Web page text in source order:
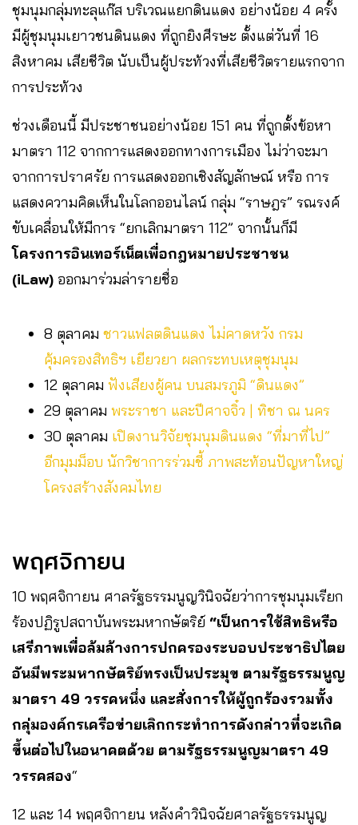
ชุมนุมกลุ่มทะลุแก๊ส บริเวณแยกดินแดง อย่างน้อย 4 ครั้ง
มีผู้ชุมนุมเยาวชนดินแดง ที่ถูกยิงศีรษะ ตั้งแต่วันที่ 16
สิงหาคม เสียชีวิต นับเป็นผู้ประท้วงที่เสียชีวิตรายแรกจาก
การประท้วง
ช่วงเดือนนี้ มีประชาชนอย่างน้อย 151 คน ที่ถูกตั้งข้อหา
มาตรา 112 จากการแสดงออกทางการเมือง ไม่ว่าจะมา
จากการปราศรัย การแสดงออกเชิงสัญลักษณ์ หรือ การ
แสดงความคิดเห็นในโลกออนไลน์ กลุ่ม “ราษฎร” รณรงค์
ขับเคลื่อนให้มีการ “ยกเลิกมาตรา 112” จากนั้นก็มี
โครงการอินเทอร์เน็ตเพื่อกฎหมายประชาชน
(iLaw) ออกมาร่วมล่ารายชื่อ
8 ตุลาคม ชาวแฟลตดินแดง ไม่คาดหวัง กรม
คุ้มครองสิทธิฯ เยียวยา ผลกระทบเหตุชุมนุม
12 ตุลาคม ฟังเสียงผู้คน บนสมรภูมิ “ดินแดง”
29 ตุลาคม พระราชา และปีศาจจิ๋ว | ทิชา ณ นคร
30 ตุลาคม เปิดงานวิจัยชุมนุมดินแดง “ที่มาที่ไป”
อีกมุมม็อบ นักวิชาการร่วมชี้ ภาพสะท้อนปัญหาใหญ่
โครงสร้างสังคมไทย
พฤศจิกายน
10 พฤศจิกายน ศาลรัฐธรรมนูญวินิจฉัยว่าการชุมนุมเรียก
ร้องปฏิรูปสถาบันพระมหากษัตริย์ “เป็นการใช้สิทธิหรือ
เสรีภาพเพื่อล้มล้างการปกครองระบอบประชาธิปไตย
อันมีพระมหากษัตริย์ทรงเป็นประมุข ตามรัฐธรรมนูญ
มาตรา 49 วรรคหนึ่ง และสั่งการให้ผู้ถูกร้องรวมทั้ง
กลุ่มองค์กรเครือข่ายเลิกกระทําการดังกล่าวที่จะเกิด
ขึ้นต่อไปในอนาคตด้วย ตามรัฐธรรมนูญมาตรา 49
วรรคสอง“
12 และ 14 พฤศจิกายน หลังคำวินิจฉัยศาลรัฐธรรมนูญ